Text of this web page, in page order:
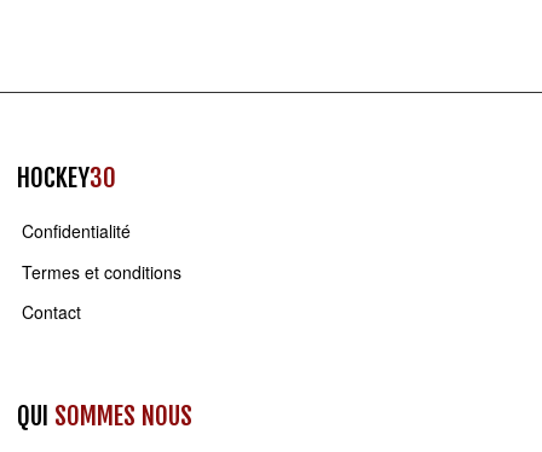
HOCKEY30
Confidentialité
Termes et conditions
Contact
QUI SOMMES NOUS